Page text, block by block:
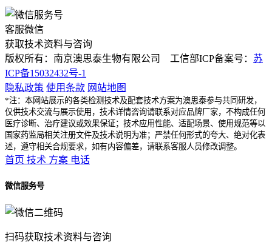
客服微信
获取技术资料与咨询
版权所有：南京澳思泰生物有限公司 工信部ICP备案号： 苏
ICP备15032432号-1
隐私政策 使用条款 网站地图
*注：本网站展示的各类检测技术及配套技术方案为澳思泰参与共同研发，
仅供技术交流与展示使用，技术详情咨询请联系对应品牌厂家，不构成任何
医疗诊断、治疗建议或效果保证；技术应用性能、适配场景、使用规范等以
国家药监局相关注册文件及技术说明为准；严禁任何形式的夸大、绝对化表
述，遵守相关合规要求，如有内容偏差，请联系客服人员修改调整。
首页 技术 方案 电话
微信服务号
扫码获取技术资料与咨询